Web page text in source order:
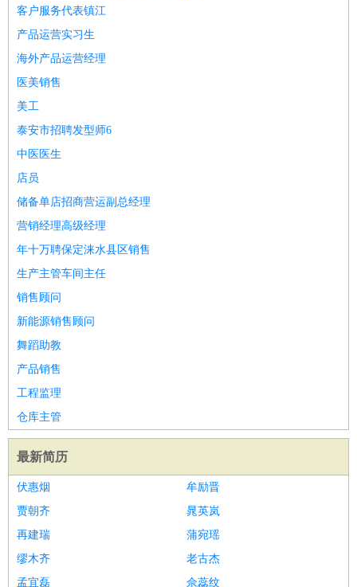
客户服务代表镇江
产品运营实习生
海外产品运营经理
医美销售
美工
泰安市招聘发型师6
中医医生
店员
储备单店招商营运副总经理
营销经理高级经理
年十万聘保定涞水县区销售
生产主管车间主任
销售顾问
新能源销售顾问
舞蹈助教
产品销售
工程监理
仓库主管
最新简历
伏惠烟
牟励晋
贾朝齐
晁英岚
再建瑞
蒲宛瑶
缪木齐
老古杰
孟宜磊
佘蕊纹